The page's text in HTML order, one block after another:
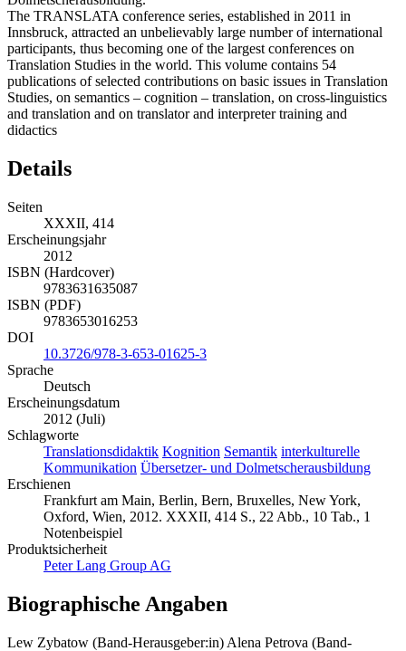
The TRANSLATA conference series, established in 2011 in
Innsbruck, attracted an unbelievably large number of international
participants, thus becoming one of the largest conferences on
Translation Studies in the world. This volume contains 54
publications of selected contributions on basic issues in Translation
Studies, on semantics – cognition – translation, on cross-linguistics
and translation and on translator and interpreter training and
didactics
Details
Seiten
XXXII, 414
Erscheinungsjahr
2012
ISBN (Hardcover)
9783631635087
ISBN (PDF)
9783653016253
DOI
10.3726/978-3-653-01625-3
Sprache
Deutsch
Erscheinungsdatum
2012 (Juli)
Schlagworte
Translationsdidaktik Kognition Semantik interkulturelle
Kommunikation Übersetzer- und Dolmetscherausbildung
Erschienen
Frankfurt am Main, Berlin, Bern, Bruxelles, New York,
Oxford, Wien, 2012. XXXII, 414 S., 22 Abb., 10 Tab., 1
Notenbeispiel
Produktsicherheit
Peter Lang Group AG
Biographische Angaben
Lew Zybatow (Band-Herausgeber:in) Alena Petrova (Band-